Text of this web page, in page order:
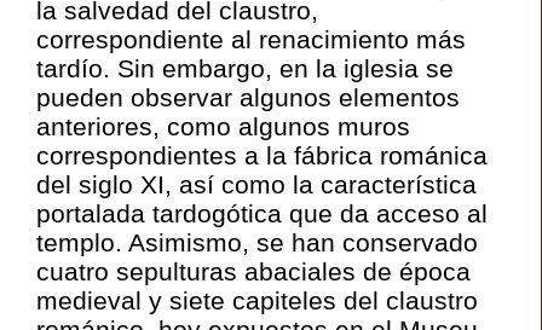
la salvedad del claustro,
correspondiente al renacimiento más
tardío. Sin embargo, en la iglesia se
pueden observar algunos elementos
anteriores, como algunos muros
correspondientes a la fábrica románica
del siglo XI, así como la característica
portalada tardogótica que da acceso al
templo. Asimismo, se han conservado
cuatro sepulturas abaciales de época
medieval y siete capiteles del claustro